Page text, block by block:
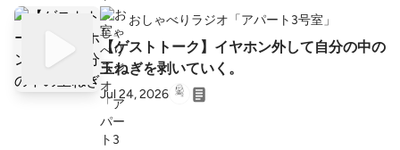
おしゃべりラジオ「アパート3号室」
【ゲストトーク】イヤホン外して自分の中の
玉ねぎを剥いていく。
Jul 24, 2026